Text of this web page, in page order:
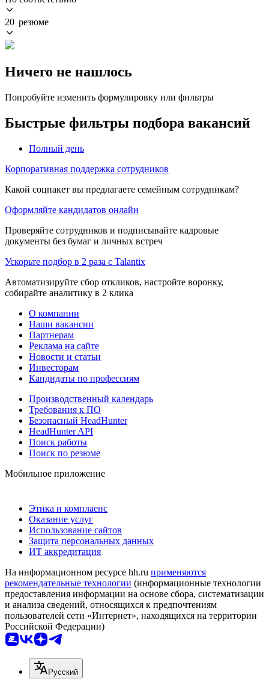
20 резюме
Ничего не нашлось
Попробуйте изменить формулировку или фильтры
Быстрые фильтры подбора вакансий
Полный день
Корпоративная поддержка сотрудников
Какой соцпакет вы предлагаете семейным сотрудникам?
Оформляйте кандидатов онлайн
Проверяйте сотрудников и подписывайте кадровые
документы без бумаг и личных встреч
Ускорьте подбор в 2 раза с Talantix
Автоматизируйте сбор откликов, настройте воронку,
собирайте аналитику в 2 клика
О компании
Наши вакансии
Партнерам
Реклама на сайте
Новости и статьи
Инвесторам
Кандидаты по профессиям
Производственный календарь
Требования к ПО
Безопасный HeadHunter
HeadHunter API
Поиск работы
Поиск по резюме
Мобильное приложение
Этика и комплаенс
Оказание услуг
Использование сайтов
Защита персональных данных
ИТ аккредитация
На информационном ресурсе hh.ru применяются
рекомендательные технологии (информационные технологии
предоставления информации на основе сбора, систематизации
и анализа сведений, относящихся к предпочтениям
пользователей сети «Интернет», находящихся на территории
Российской Федерации)
Русский